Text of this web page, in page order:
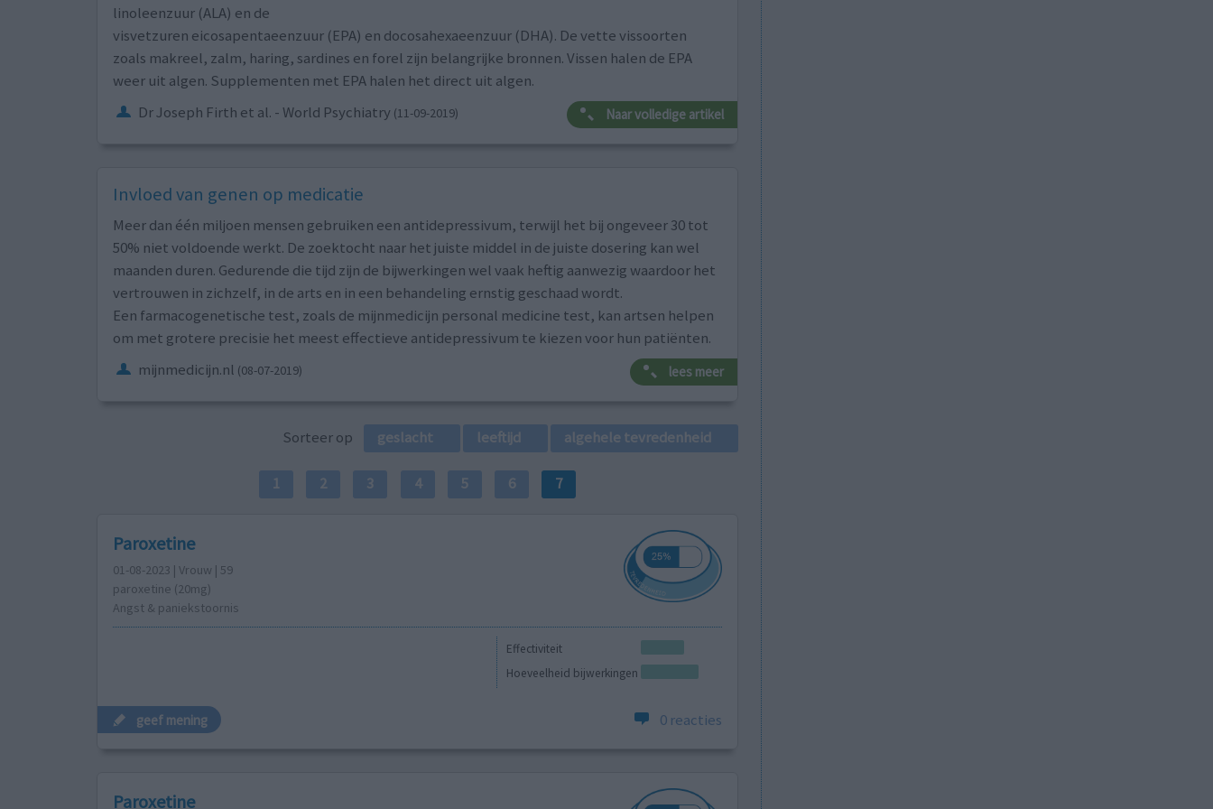
linoleenzuur (ALA) en de
visvetzuren eicosapentaeenzuur (EPA) en docosahexaeenzuur (DHA). De vette vissoorten
zoals makreel, zalm, haring, sardines en forel zijn belangrijke bronnen. Vissen halen de EPA
weer uit algen. Supplementen met EPA halen het direct uit algen.
Naar volledige artikel
Dr Joseph Firth et al. - World Psychiatry (11-09-2019)
Invloed van genen op medicatie
Meer dan één miljoen mensen gebruiken een antidepressivum, terwijl het bij ongeveer 30 tot
50% niet voldoende werkt. De zoektocht naar het juiste middel in de juiste dosering kan wel
maanden duren. Gedurende die tijd zijn de bijwerkingen wel vaak heftig aanwezig waardoor het
vertrouwen in zichzelf, in de arts en in een behandeling ernstig geschaad wordt.
Een farmacogenetische test, zoals de mijnmedicijn personal medicine test, kan artsen helpen
om met grotere precisie het meest effectieve antidepressivum te kiezen voor hun patiënten.
lees meer
mijnmedicijn.nl (08-07-2019)
Sorteer op geslacht leeftijd algehele tevredenheid
1 2 3 4 5 6 7
Paroxetine
01-08-2023 | Vrouw | 59
paroxetine (20mg)
Angst & paniekstoornis
Effectiviteit
Hoeveelheid bijwerkingen
geef mening 0 reacties
Paroxetine